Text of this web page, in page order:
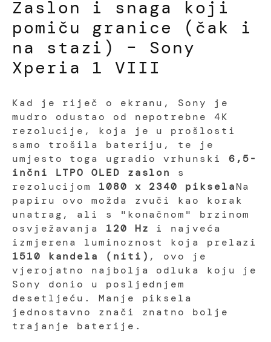
Zaslon i snaga koji
pomiču granice (čak i
na stazi) – Sony
Xperia 1 VIII
Kad je riječ o ekranu, Sony je
mudro odustao od nepotrebne 4K
rezolucije, koja je u prošlosti
samo trošila bateriju, te je
umjesto toga ugradio vrhunski 6,5-
inčni LTPO OLED zaslon
s
rezolucijom 1080 x 2340 pikselaNa
papiru ovo možda zvuči kao korak
unatrag, ali s "konačnom" brzinom
osvježavanja 120 Hz
i najveća
izmjerena luminoznost koja prelazi
1510 kandela (niti) , ovo je
vjerojatno najbolja odluka koju je
Sony donio u posljednjem
desetljeću. Manje piksela
jednostavno znači znatno bolje
trajanje baterije.